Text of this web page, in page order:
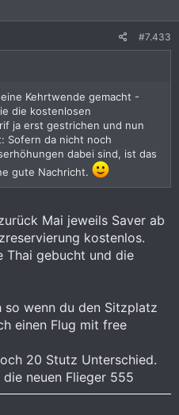
#7.433
Kehrtwende gemacht -
die kostenlosen
ja erst gestrichen und nun
Sofern da nicht noch
dabei sind, ist das
gute Nachricht.
Mai jeweils Saver ab
kostenlos.
gebucht und die
so wenn du den Sitzplatz
einen Flug mit free
20 Stutz Unterschied.
neuen Flieger 555